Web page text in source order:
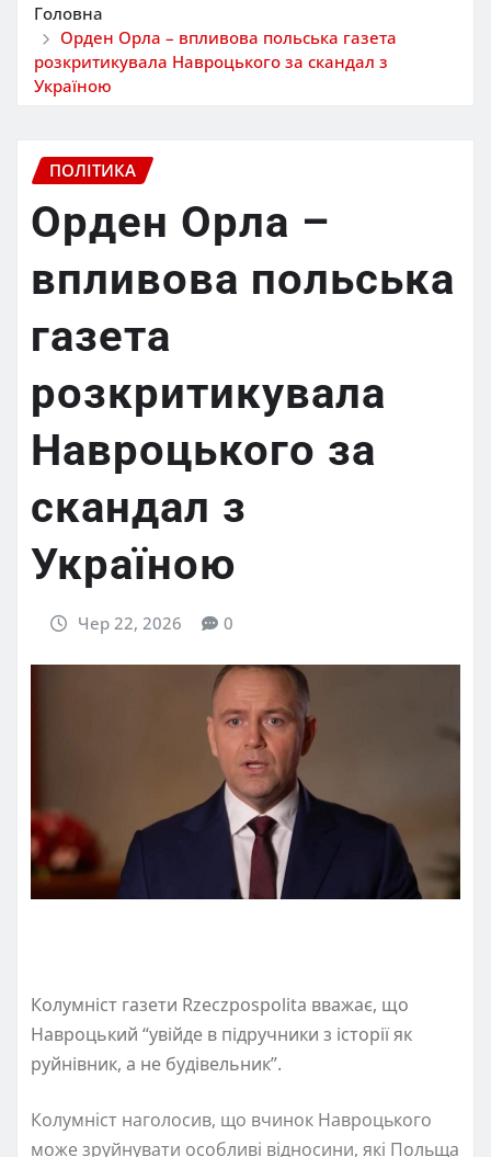
Головна
Орден Орла – впливова польська газета
розкритикувала Навроцького за скандал з
Україною
ПОЛІТИКА
Орден Орла –
впливова польська
газета
розкритикувала
Навроцького за
скандал з
Україною
Чер 22, 2026 0
Колумніст газети Rzeczpospolita вважає, що
Навроцький “увійде в підручники з історії як
руйнівник, а не будівельник”.
Колумніст наголосив, що вчинок Навроцького
може зруйнувати особливі відносини, які Польща